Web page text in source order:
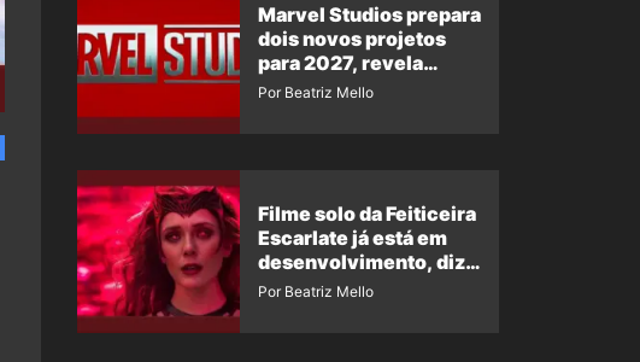
Marvel Studios prepara
dois novos projetos
para 2027, revela
insider
Por Beatriz Mello
Filme solo da Feiticeira
Escarlate já está em
desenvolvimento, diz
insider
Por Beatriz Mello